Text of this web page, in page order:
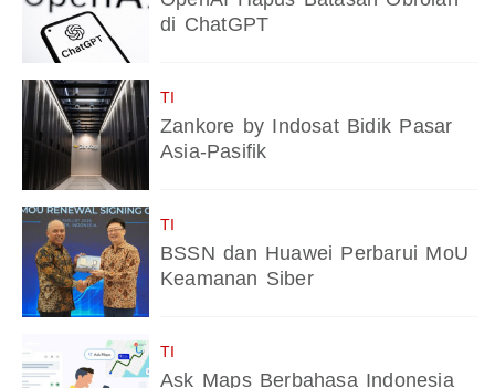
di ChatGPT
TI
Zankore by Indosat Bidik Pasar
Asia-Pasifik
TI
BSSN dan Huawei Perbarui MoU
Keamanan Siber
TI
Ask Maps Berbahasa Indonesia